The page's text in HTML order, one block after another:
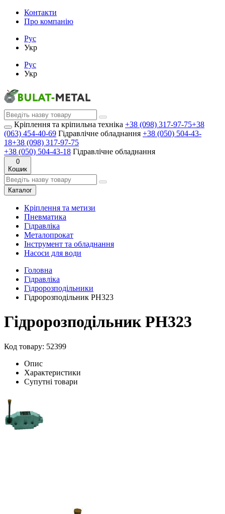
Контакти
Про компанію
Рус
Укр
Рус
Укр
Кріплення та кріпильна техніка +38 (098) 317-97-75+38
(063) 454-40-69 Гідравлічне обладнання +38 (050) 504-43-
18+38 (098) 317-97-75
+38 (050) 504-43-18 Гідравлічне обладнання
0
Кошик
Каталог
Кріплення та метизи
Пневматика
Гідравліка
Металопрокат
Інструмент та обладнання
Насоси для води
Головна
Гідравліка
Гідророзподільники
Гідророзподільник РН323
Гідророзподільник РН323
Код товару: 52399
Опис
Характеристики
Супутні товари